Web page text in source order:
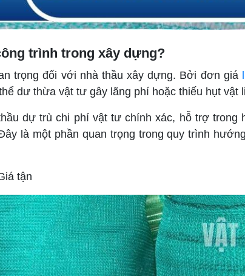
trình trong xây dựng?
trọng đối với nhà thầu xây dựng. Bởi đơn giá
dư thừa vật tư gây lãng phí hoặc thiếu hụt vật
dự trù chi phí vật tư chính xác, hỗ trợ trong
là một phần quan trọng trong quy trình
tận